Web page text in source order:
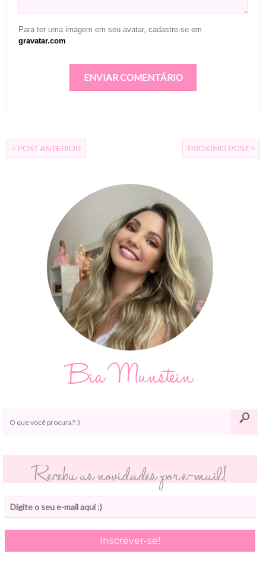
Para ter uma imagem em seu avatar, cadastre-se em
gravatar.com
< POST ANTERIOR PRÓXIMO POST >
Bia Munstein
Receba as novidades por e-mail!